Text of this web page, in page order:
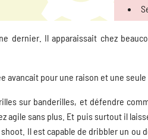
dernier. Il apparaissait chez
avancait pour une raison et une seule
sur banderilles, et défendre
agile sans plus. Et puis surtout il
Il est capable de dribbler un ou